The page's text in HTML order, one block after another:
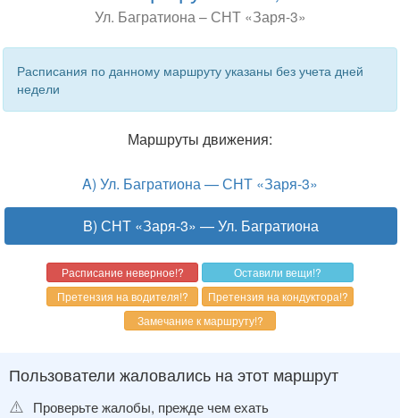
Ул. Багратиона – СНТ «Заря-3»
Расписания по данному маршруту указаны без учета дней
недели
Маршруты движения:
A) Ул. Багратиона — СНТ «Заря-3»
B) СНТ «Заря-3» — Ул. Багратиона
Пользователи жаловались на этот маршрут
⚠️
Проверьте жалобы, прежде чем ехать